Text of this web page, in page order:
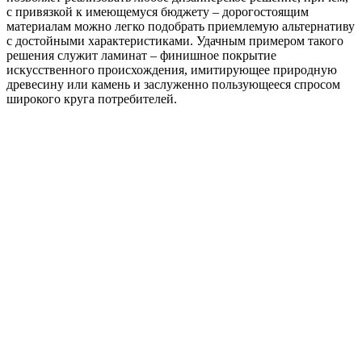
с привязкой к имеющемуся бюджету – дорогостоящим
материалам можно легко подобрать приемлемую альтернативу
с достойными характеристиками. Удачным примером такого
решения служит ламинат – финишное покрытие
искусственного происхождения, имитирующее природную
древесину или камень и заслуженно пользующееся спросом
широкого круга потребителей.